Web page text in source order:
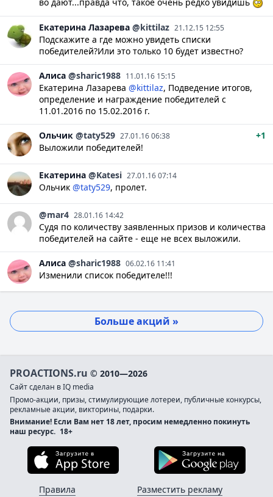
Екатерина Лазарева @kittilaz 21.12.15 12:55
Подскажите а где можно увидеть списки
победителей?Или это только 10 будет известно?
Алиса @sharic1988 11.01.16 15:15
Екатерина Лазарева @kittilaz, Подведение итогов,
определение и награждение победителей с
11.01.2016 по 15.02.2016 г.
Ольчик @taty529 27.01.16 06:38
+1
Выложили победителей!
Екатерина @Katesi 27.01.16 07:14
Ольчик @taty529, пролет.
@mar4 28.01.16 14:42
Судя по количеству заявленных призов и количества
победителей на сайте - еще не всех выложили.
Алиса @sharic1988 06.02.16 11:41
Изменили список победителе!!!
Больше акций »
PROACTIONS.ru © 2010—2026
Сайт сделан в IQ media
Промо-акции, призы, стимулирующие лотереи, публичные конкурсы,
рекламные акции, викторины, подарки.
Внимание! Если Вам нет 18 лет, просим немедленно покинуть
наш ресурс. 18+
Загрузите в App Store
Правила Разместить рекламу